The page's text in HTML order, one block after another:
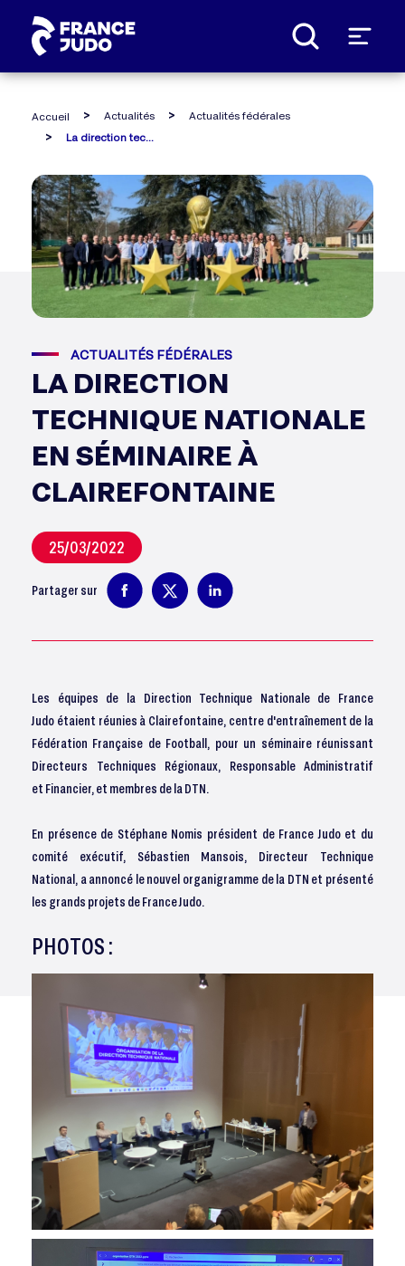
Accueil Actualités
Actualités fédérales
ACTUALITÉS FÉDÉRALES
LA DIRECTION
TECHNIQUE NATIONALE
EN SÉMINAIRE À
CLAIREFONTAINE
25/03/2022
Partager sur
Les équipes de la Direction Technique Nationale de France
Judo étaient réunies à Clairefontaine, centre d'entraînement de la
Fédération Française de Football, pour un séminaire réunissant
Directeurs Techniques Régionaux, Responsable Administratif
et Financier, et membres de la DTN.
En présence de Stéphane Nomis président de France Judo et du
comité exécutif, Sébastien Mansois, Directeur Technique
National, a annoncé le nouvel organigramme de la DTN et présenté
les grands projets de France Judo.
PHOTOS :